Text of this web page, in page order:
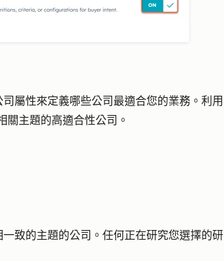
屬性來定義哪些公司最適合您的業務。利用
關主題的高適合性公司。
致的主題的公司。任何正在研究您選擇的研